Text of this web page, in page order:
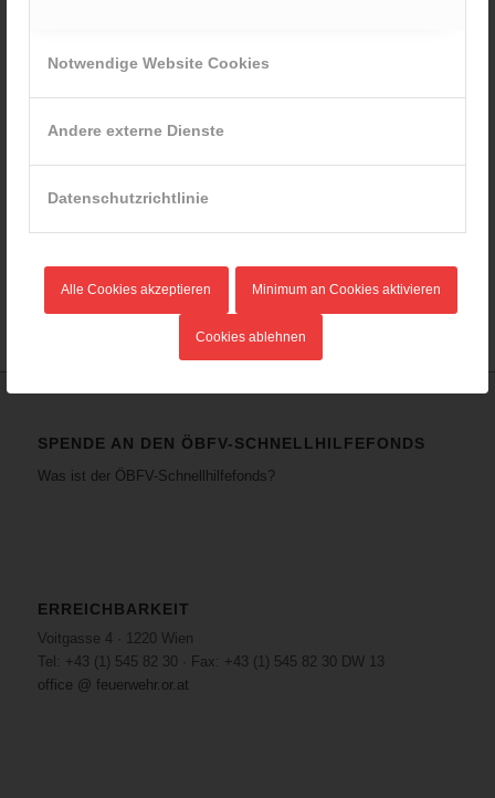
Notwendige Website Cookies
Andere externe Dienste
Datenschutzrichtlinie
Alle Cookies akzeptieren Minimum an Cookies aktivieren
Cookies ablehnen
Verkauf durch :
SPENDE AN DEN ÖBFV-SCHNELLHILFEFONDS
Was ist der ÖBFV-Schnellhilfefonds?
ERREICHBARKEIT
Voitgasse 4 · 1220 Wien
Tel: +43 (1) 545 82 30 · Fax: +43 (1) 545 82 30 DW 13
office @ feuerwehr.or.at